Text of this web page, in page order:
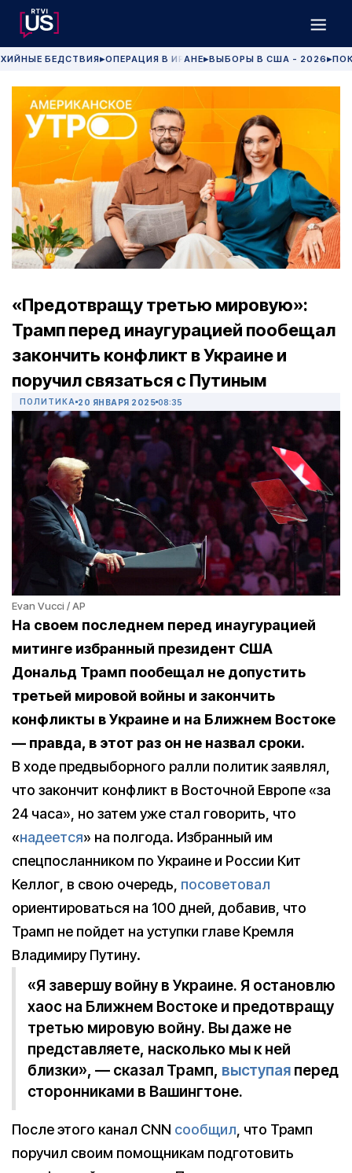
БЕДСТВИЯ▶ОПЕРАЦИЯ В ИРАНЕ▶ВЫБОРЫ В США - 2026 ▶
«Предотвращу третью мировую»:
Трамп перед инаугурацией пообещал
закончить конфликт в Украине и
поручил связаться с Путиным
ПОЛИТИКА 20 ЯНВАРЯ 2025 08:35
Evan Vucci / AP
На своем последнем перед инаугурацией
митинге избранный президент США
Дональд Трамп пообещал не допустить
третьей мировой войны и закончить
конфликты в Украине и на Ближнем Востоке
— правда, в этот раз он не назвал сроки.
В ходе предвыборного ралли политик заявлял,
что закончит конфликт в Восточной Европе «за
24 часа», но затем уже стал говорить, что
«надеется» на полгода. Избранный им
спецпосланником по Украине и России Кит
Келлог, в свою очередь, посоветовал
ориентироваться на 100 дней, добавив, что
Трамп не пойдет на уступки главе Кремля
Владимиру Путину.
«Я завершу войну в Украине. Я остановлю
хаос на Ближнем Востоке и предотвращу
третью мировую войну. Вы даже не
представляете, насколько мы к ней
близки», — сказал Трамп, выступая перед
сторонниками в Вашингтоне.
После этого канал CNN сообщил, что Трамп
поручил своим помощникам подготовить